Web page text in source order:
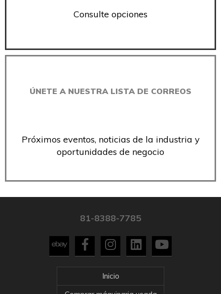
Consulte opciones
ÚNETE A NUESTRA LISTA DE CORREOS
Próximos eventos, noticias de la industria y
oportunidades de negocio
81-8388-7785
Inicio